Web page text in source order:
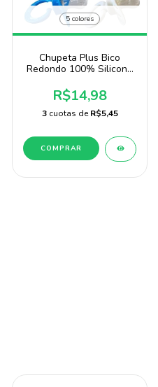
5 colores
Chupeta Plus Bico
Redondo 100% Silicone
R$14,98
3 cuotas deR$5,45
COMPRAR